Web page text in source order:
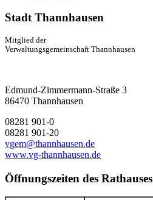
Stadt Thannhausen
Mitglied der
Verwaltungsgemeinschaft Thannhausen
Edmund-Zimmermann-Straße 3
86470 Thannhausen
08281 901-0
08281 901-20
vgem@thannhausen.de
www.vg-thannhausen.de
Öffnungszeiten des Rathauses